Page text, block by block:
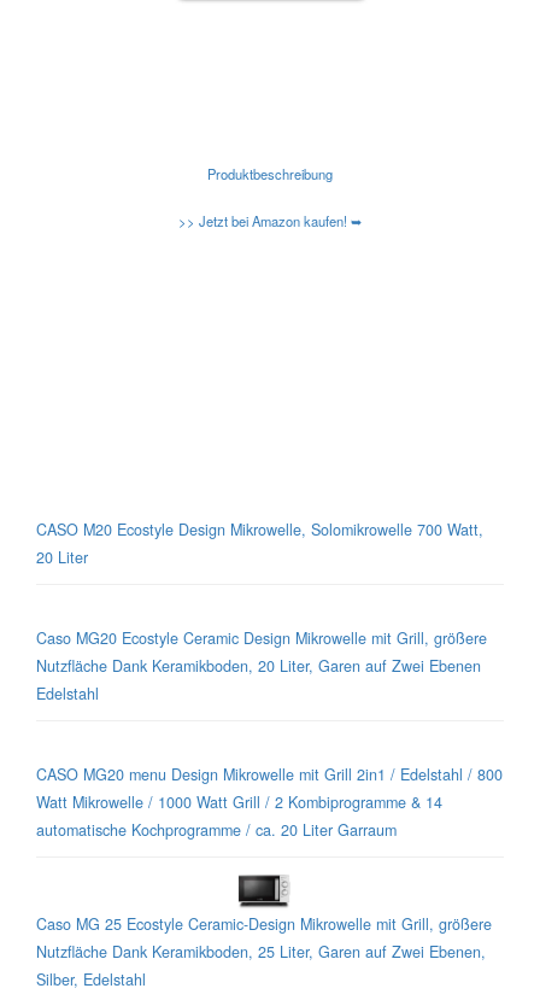
Produktbeschreibung
>> Jetzt bei Amazon kaufen! ➥
CASO M20 Ecostyle Design Mikrowelle, Solomikrowelle 700 Watt,
20 Liter
Caso MG20 Ecostyle Ceramic Design Mikrowelle mit Grill, größere
Nutzfläche Dank Keramikboden, 20 Liter, Garen auf Zwei Ebenen
Edelstahl
CASO MG20 menu Design Mikrowelle mit Grill 2in1 / Edelstahl / 800
Watt Mikrowelle / 1000 Watt Grill / 2 Kombiprogramme & 14
automatische Kochprogramme / ca. 20 Liter Garraum
Caso MG 25 Ecostyle Ceramic-Design Mikrowelle mit Grill, größere
Nutzfläche Dank Keramikboden, 25 Liter, Garen auf Zwei Ebenen,
Silber, Edelstahl